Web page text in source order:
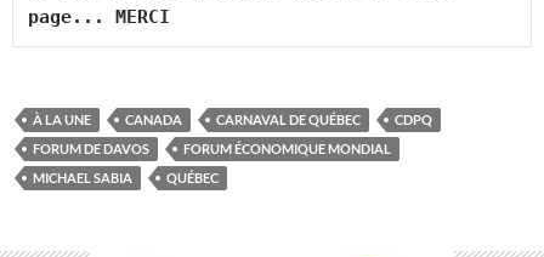
page... MERCI
À LA UNE CANADA CARNAVAL DE QUÉBEC
CDPQ
FORUM DE DAVOS
FORUM ÉCONOMIQUE MONDIAL
MICHAEL SABIA
QUÉBEC